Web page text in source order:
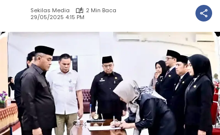
Sekilas Media
2 Min Baca
29/05/2025 4:15 PM